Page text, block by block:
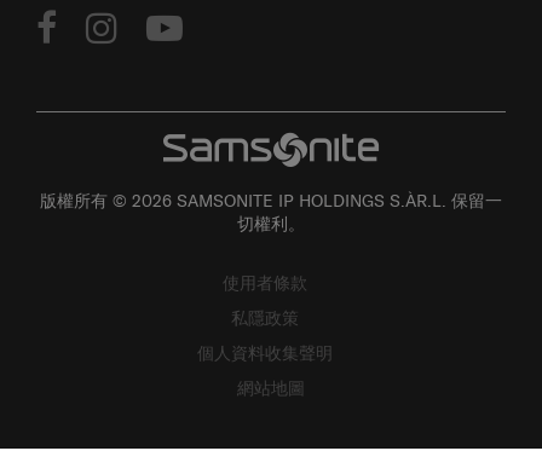
版權所有 © 2026 SAMSONITE IP HOLDINGS S.ÀR.L. 保留一
切權利。
使用者條款
私隱政策
個人資料收集聲明
網站地圖